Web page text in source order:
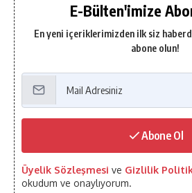
E-Bülten'imize
En yeni içeriklerimizden ilk siz
abone olun!
Abone Ol
Üyelik Sözleşmesi ve Gizlilik
okudum ve onaylıyorum.